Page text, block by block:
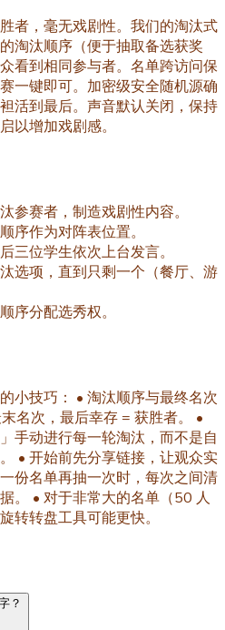
者，毫无戏剧性。我们的淘汰式
淘汰顺序（便于抽取备选获奖
看到相同参与者。名单跨访问保
一键即可。加密级安全随机源确
到最后。声音默认关闭，保持
以增加戏剧感。
赛者，制造戏剧性内容。
作为对阵表位置。
位学生依次上台发言。
选项，直到只剩一个（餐厅、游
分配选秀权。
小技巧： • 淘汰顺序与最终名次
名次，最后幸存 = 获胜者。 •
手动进行每一轮淘汰，而不是自
• 开始前先分享链接，让观众实
份名单再抽一次时，每次之间清
。 • 对于非常大的名单（50 人
转转盘工具可能更快。
？